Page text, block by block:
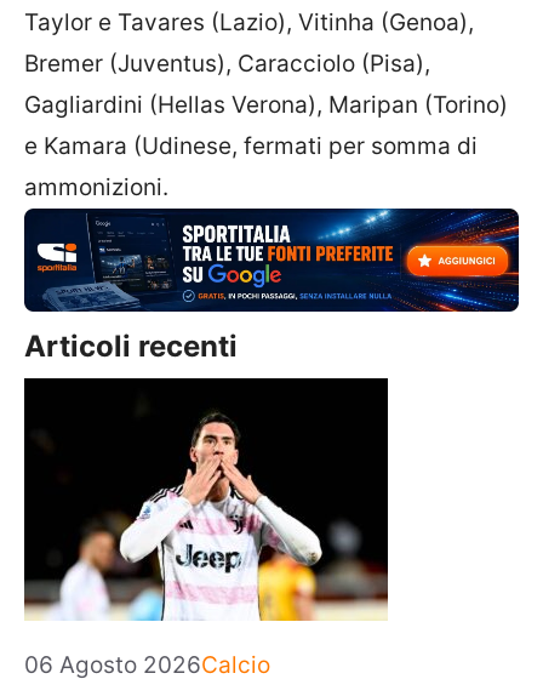
Taylor e Tavares (Lazio), Vitinha (Genoa),
Bremer (Juventus), Caracciolo (Pisa),
Gagliardini (Hellas Verona), Maripan (Torino)
e Kamara (Udinese, fermati per somma di
ammonizioni.
Articoli recenti
06 Agosto 2026Categorie
Calcio